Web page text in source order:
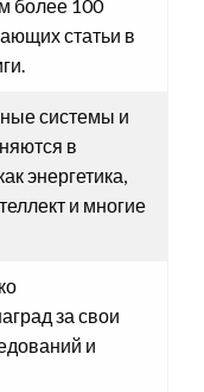
более 100
статьи в
системы и
в
энергетика,
и многие
за свои
и